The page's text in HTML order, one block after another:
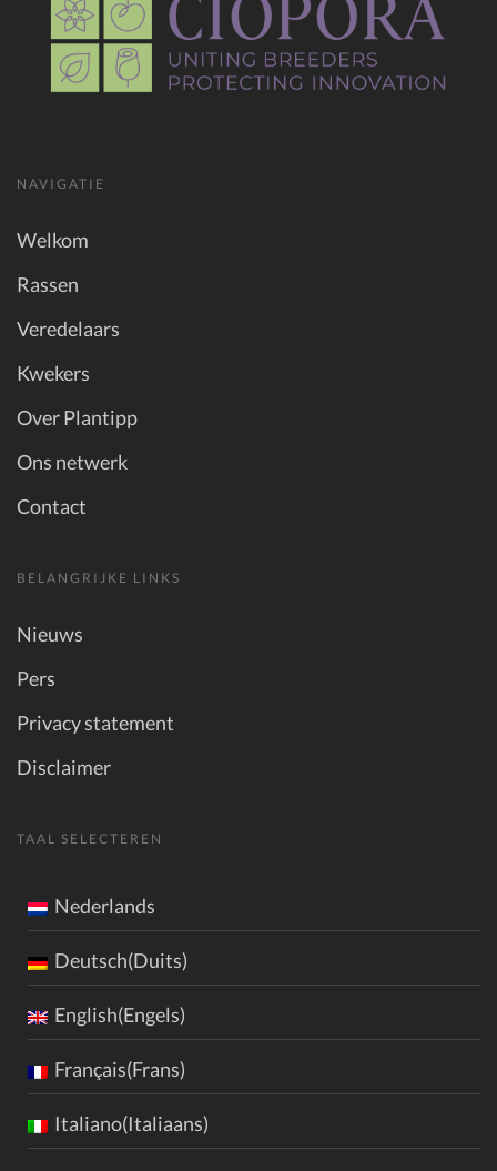
NAVIGATIE
Welkom
Rassen
Veredelaars
Kwekers
Over Plantipp
Ons netwerk
Contact
BELANGRIJKE LINKS
Nieuws
Pers
Privacy statement
Disclaimer
TAAL SELECTEREN
Nederlands
Deutsch(Duits)
English(Engels)
Français(Frans)
Italiano(Italiaans)